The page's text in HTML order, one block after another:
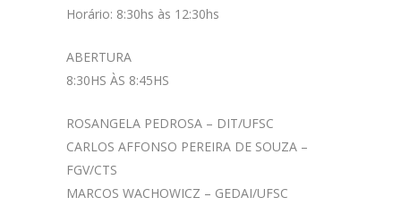
Horário: 8:30hs às 12:30hs
ABERTURA
8:30HS ÀS 8:45HS
ROSANGELA PEDROSA – DIT/UFSC
CARLOS AFFONSO PEREIRA DE SOUZA –
FGV/CTS
MARCOS WACHOWICZ – GEDAI/UFSC